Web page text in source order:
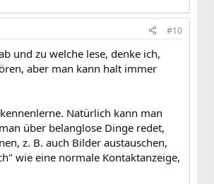
#10
und zu welche lese, denke ich,
aber man kann halt immer
Natürlich kann man
über belanglose Dinge redet,
z. B. auch Bilder austauschen,
wie eine normale Kontaktanzeige,